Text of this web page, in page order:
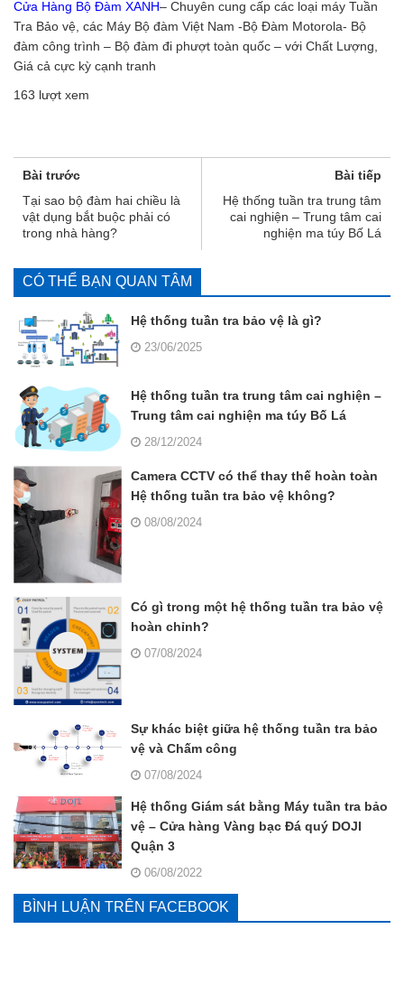
Cửa Hàng Bộ Đàm XANH– Chuyên cung cấp các loại máy Tuần
Tra Bảo vệ, các Máy Bộ đàm Việt Nam -Bộ Đàm Motorola- Bộ
đàm công trình – Bộ đàm đi phượt toàn quốc – với Chất Lượng,
Giá cả cực kỳ cạnh tranh
163 lượt xem
Bài trước
Tại sao bộ đàm hai chiều là
vật dụng bắt buộc phải có
trong nhà hàng?
Bài tiếp
Hệ thống tuần tra trung tâm
cai nghiện – Trung tâm cai
nghiện ma túy Bố Lá
CÓ THỂ BẠN QUAN TÂM
Hệ thống tuần tra bảo vệ là gì?
23/06/2025
Hệ thống tuần tra trung tâm cai nghiện –
Trung tâm cai nghiện ma túy Bố Lá
28/12/2024
Camera CCTV có thể thay thế hoàn toàn
Hệ thống tuần tra bảo vệ không?
08/08/2024
Có gì trong một hệ thống tuần tra bảo vệ
hoàn chỉnh?
07/08/2024
Sự khác biệt giữa hệ thống tuần tra bảo
vệ và Chấm công
07/08/2024
Hệ thống Giám sát bằng Máy tuần tra bảo
vệ – Cửa hàng Vàng bạc Đá quý DOJI
Quận 3
06/08/2022
BÌNH LUẬN TRÊN FACEBOOK